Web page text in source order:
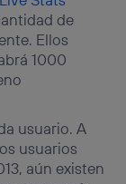
de
Ellos
1000
usuario. A
usuarios
aún existen